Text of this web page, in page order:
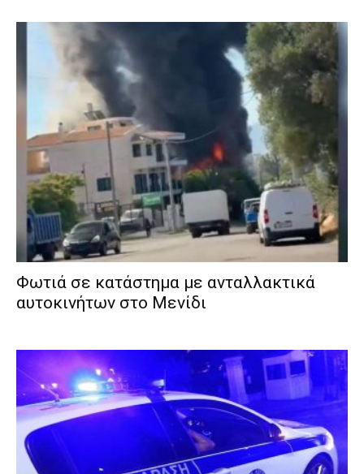
Φωτιά σε κατάστημα με ανταλλακτικά
αυτοκινήτων στο Μενίδι